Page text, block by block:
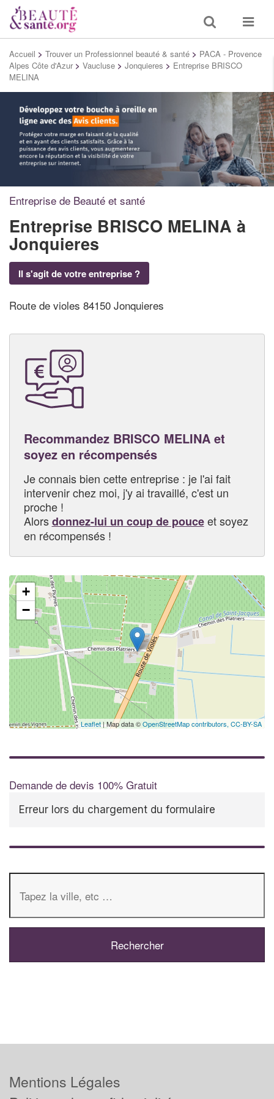
Toggle
search
Toggle
Accueil > Trouver un Professionnel beauté & santé > PACA - Provence
Alpes Côte d'Azur > Vaucluse > Jonquieres > Entreprise BRISCO
MELINA
Entreprise de Beauté et santé
Entreprise BRISCO MELINA à
Jonquieres
Il s'agit de votre entreprise ?
Route de violes 84150 Jonquieres
Recommandez BRISCO MELINA et
soyez en récompensés
Je connais bien cette entreprise : je l'ai fait
intervenir chez moi, j'y ai travaillé, c'est un
proche !
Alorsdonnez-lui un coup de pouceet soyez
en récompensés !
+
−
Leaflet| Map data ©OpenStreetMap contributors, CC-BY-SA
Demande de devis 100% Gratuit
Erreur lors du chargement du formulaire
Mentions Légales